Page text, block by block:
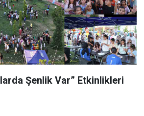
Şenlik Var” Etkinlikleri